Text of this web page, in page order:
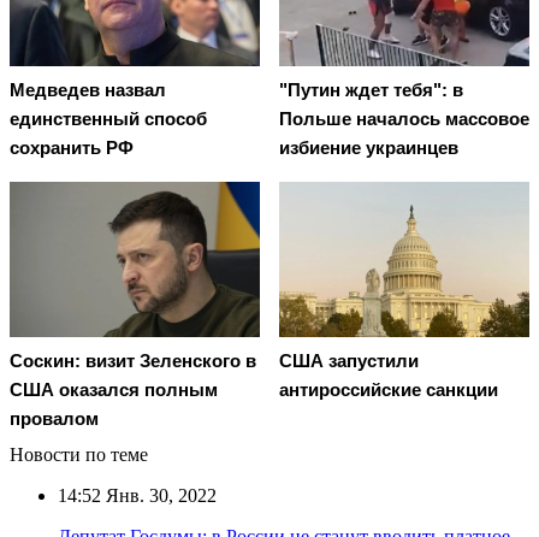
Медведев назвал
единственный способ
сохранить РФ
"Путин ждет тебя": в
Польше началось массовое
избиение украинцев
Соскин: визит Зеленского в
США оказался полным
провалом
США запустили
антироссийские санкции
Новости по теме
14:52 Янв. 30, 2022